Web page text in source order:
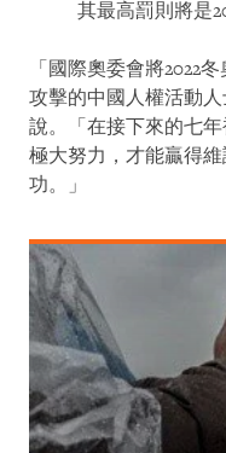
其最高罰則將是
「國際奧委會將2022
攻擊的中國人權活動
說。「在接下來的七
極大努力，才能贏得
功。」